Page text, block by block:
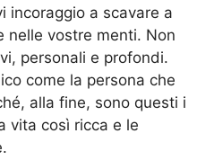
incoraggio a scavare a
nelle vostre menti. Non
personali e profondi.
come la persona che
alla fine, sono questi i
vita così ricca e le